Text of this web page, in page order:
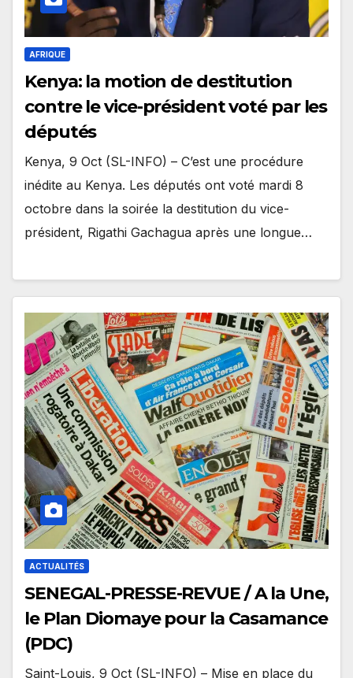
AFRIQUE
Kenya: la motion de destitution
contre le vice-président voté par les
députés
Kenya, 9 Oct (SL-INFO) – C’est une procédure
inédite au Kenya. Les députés ont voté mardi 8
octobre dans la soirée la destitution du vice-
président, Rigathi Gachagua après une longue…
ACTUALITÉS
SENEGAL-PRESSE-REVUE / A la Une,
le Plan Diomaye pour la Casamance
(PDC)
Saint-Louis, 9 Oct (SL-INFO) – Mise en place du